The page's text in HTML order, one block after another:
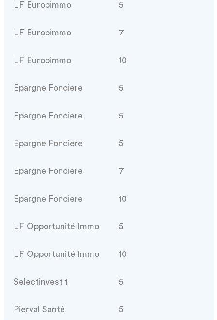
LF Europimmo 5
LF Europimmo 7
LF Europimmo 10
Epargne Fonciere 5
Epargne Fonciere 5
Epargne Fonciere 5
Epargne Fonciere 7
Epargne Fonciere 10
LF Opportunité Immo 5
LF Opportunité Immo 10
Selectinvest 1 5
Pierval Santé 5